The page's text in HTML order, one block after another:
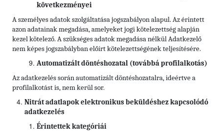
következményei
A személyes adatok szolgáltatása jogszabályon alapul. Az érintett
azon adatainak megadása, amelyeket jogi kötelezettség alapján
kezel kötelező. A szükséges adatok megadása nélkül Adatkezelő
nem képes jogszabályban előírt kötelezettségének teljesítésére.
Automatizált döntéshozatal (továbbá profilalkotás)
Az adatkezelés során automatizált döntéshozatalra, ideértve a
profilalkotást is, nem kerül sor.
Nitrát adatlapok elektronikus beküldéshez kapcsolódó
adatkezelés
Érintettek kategóriái